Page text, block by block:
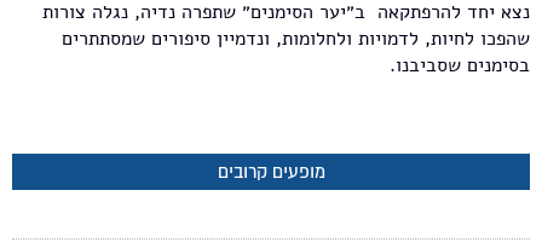
נצא יחד להרפתקאה ב״יער הסימנים״ שתפרה נדיה, נגלה צורות
שהפכו לחיות, לדמויות ולחלומות, ונדמיין סיפורים שמסתתרים
בסימנים שסביבנו.
מופעים קרובים